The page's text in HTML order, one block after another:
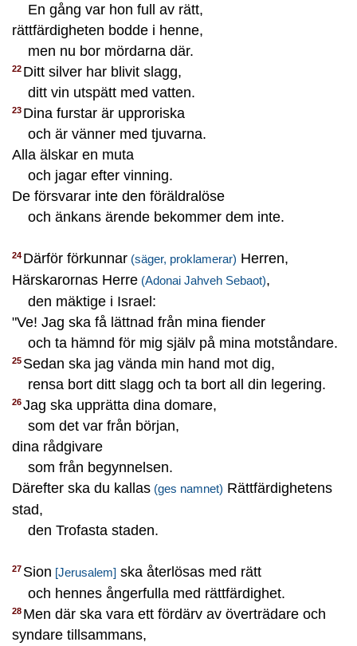
En gång var hon full av rätt,
rättfärdigheten bodde i henne,
men nu bor mördarna där.
22 Ditt silver har blivit slagg,
ditt vin utspätt med vatten.
23 Dina furstar är upproriska
och är vänner med tjuvarna.
Alla älskar en muta
och jagar efter vinning.
De försvarar inte den föräldralöse
och änkans ärende bekommer dem inte.
24 Därför förkunnar (säger, proklamerar) Herren,
Härskarornas Herre (Adonai Jahveh Sebaot),
den mäktige i Israel:
"Ve! Jag ska få lättnad från mina fiender
och ta hämnd för mig själv på mina motståndare.
25 Sedan ska jag vända min hand mot dig,
rensa bort ditt slagg och ta bort all din legering.
26Jag ska upprätta dina domare,
som det var från början,
dina rådgivare
som från begynnelsen.
Därefter ska du kallas (ges namnet) Rättfärdighetens
stad,
den Trofasta staden.
27 Sion [Jerusalem] ska återlösas med rätt
och hennes ångerfulla med rättfärdighet.
28 Men där ska vara ett fördärv av överträdare och
syndare tillsammans,